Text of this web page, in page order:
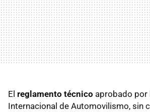
El reglamento técnico aprobado por
Internacional de Automovilismo, sin